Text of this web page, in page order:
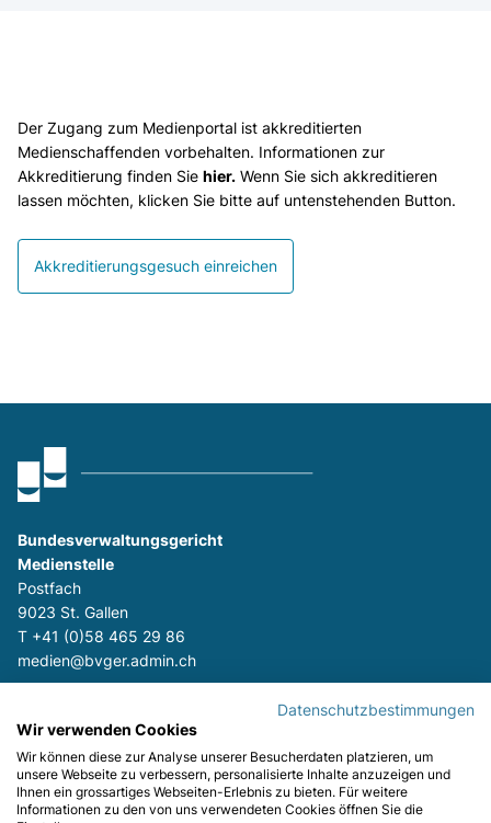
Der Zugang zum Medienportal ist akkreditierten
Medienschaffenden vorbehalten. Informationen zur
Akkreditierung finden Sie hier. Wenn Sie sich akkreditieren
lassen möchten, klicken Sie bitte auf untenstehenden Button.
Akkreditierungsgesuch einreichen
Bundesverwaltungsgericht
Medienstelle
Postfach
9023 St. Gallen
T +41 (0)58 465 29 86
medien@bvger.admin.ch
Kontakt Impressum Nutzungsbedingungen
Datenschutzbestimmungen
Wir verwenden Cookies
Wir können diese zur Analyse unserer Besucherdaten platzieren, um
unsere Webseite zu verbessern, personalisierte Inhalte anzuzeigen und
Ihnen ein grossartiges Webseiten-Erlebnis zu bieten. Für weitere
Informationen zu den von uns verwendeten Cookies öffnen Sie die